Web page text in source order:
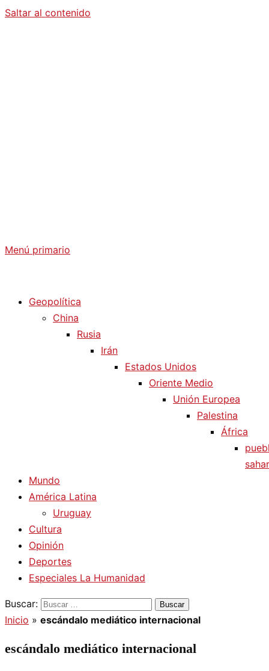
Saltar al contenido
Menú primario
Geopolítica
China
Rusia
Irán
Estados Unidos
Oriente Medio
Unión Europea
Palestina
África
Mundo
América Latina
Uruguay
Cultura
Opinión
Deportes
Especiales La Humanidad
Buscar:
Inicio » escándalo mediático internacional
escándalo mediático internacional